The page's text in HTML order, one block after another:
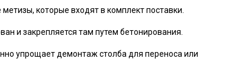
которые входят в комплект поставки.
и закрепляется там путем бетонирования.
упрощает демонтаж столба для переноса или